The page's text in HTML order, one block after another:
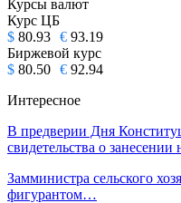
Курсы валют
Курс ЦБ
$ 80.93 € 93.19
Биржевой курс
$ 80.50 € 92.94
Интересное
В предверии Дня
свидетельства о
Замминистра сельского
фигурантом…